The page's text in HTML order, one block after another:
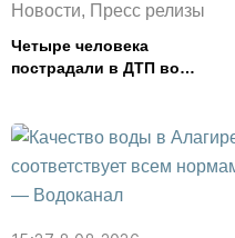
Новости, Пресс релизы
Четыре человека
пострадали в ДТП во